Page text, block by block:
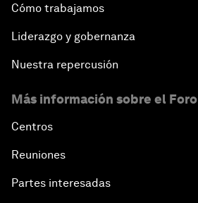
Cómo trabajamos
Liderazgo y gobernanza
Nuestra repercusión
Más información sobre el Foro
Centros
Reuniones
Partes interesadas